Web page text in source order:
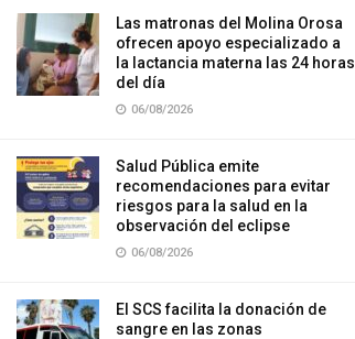
Las matronas del Molina Orosa
ofrecen apoyo especializado a
la lactancia materna las 24 horas
del día
06/08/2026
Salud Pública emite
recomendaciones para evitar
riesgos para la salud en la
observación del eclipse
06/08/2026
El SCS facilita la donación de
sangre en las zonas